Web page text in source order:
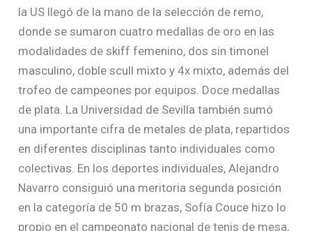
la US llegó de la mano de la selección de remo,
donde se sumaron cuatro medallas de oro en las
modalidades de skiff femenino, dos sin timonel
masculino, doble scull mixto y 4x mixto, además del
trofeo de campeones por equipos. Doce medallas
de plata. La Universidad de Sevilla también sumó
una importante cifra de metales de plata, repartidos
en diferentes disciplinas tanto individuales como
colectivas. En los deportes individuales, Alejandro
Navarro consiguió una meritoria segunda posición
en la categoría de 50 m brazas, Sofía Couce hizo lo
propio en el campeonato nacional de tenis de mesa,